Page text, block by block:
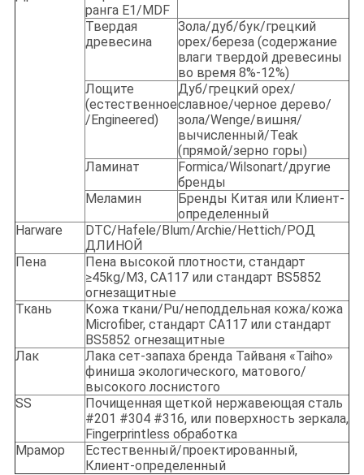
ранга E1/MDF
Твердая
древесина
Зола/дуб/бук/грецкий
орех/береза (содержание
влаги твердой древесины
во время 8%-12%)
Лощите
(естественное
/Engineered)
Дуб/грецкий орех/
славное/черное дерево/
зола/Wenge/вишня/
вычисленный/Teak
(прямой/зерно горы)
Ламинат
Formica/Wilsonart/другие
бренды
Меламин
Бренды Китая или Клиент-
определенный
Harware
DTC/Hafele/Blum/Archie/Hettich/РОД
ДЛИНОЙ
Пена
Пена высокой плотности, стандарт
≥45kg/M3, CA117 или стандарт BS5852
огнезащитные
Ткань
Кожа ткани/Pu/неподдельная кожа/кожа
Microfiber, стандарт CA117 или стандарт
BS5852 огнезащитные
Лак
Лака сет-запаха бренда Тайваня «Taiho»
финиша экологического, матового/
высокого лоснистого
SS
Почищенная щеткой нержавеющая сталь
#201 #304 #316, или поверхность зеркала,
Fingerprintless обработка
Мрамор
Естественный/проектированный,
Клиент-определенный